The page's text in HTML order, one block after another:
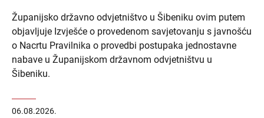
Županijsko državno odvjetništvo u Šibeniku ovim putem
objavljuje Izvješće o provedenom savjetovanju s javnošću
o Nacrtu Pravilnika o provedbi postupaka jednostavne
nabave u Županijskom državnom odvjetništvu u
Šibeniku.
06.08.2026.